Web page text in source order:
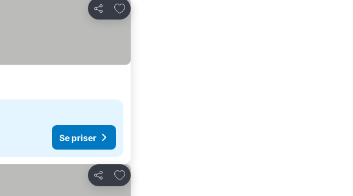
Del
Legg til i favoritter
Se priser
Del
Legg til i favoritter